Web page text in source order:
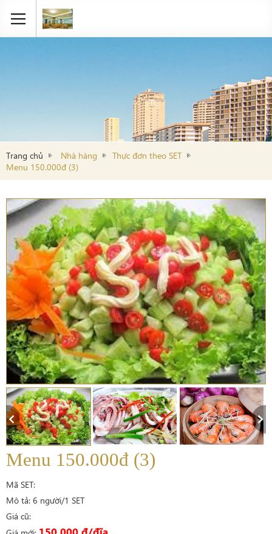
Trang chủ Nhà hàng
Thực đơn theo SET
Menu 150.000đ (3)
Menu 150.000đ (3)
Mã SET:
Mô tả: 6 người/1 SET
Giá cũ: